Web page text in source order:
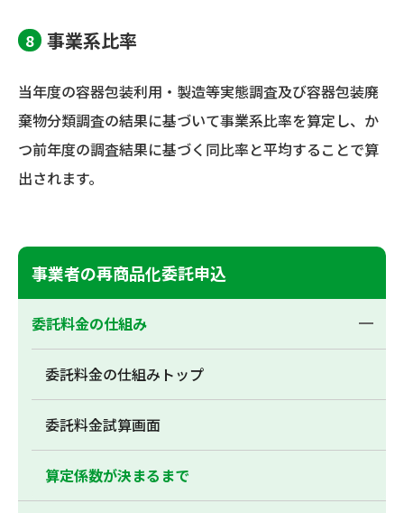
事業系比率
当年度の容器包装利用・製造等実態調査及び容器包装廃
棄物分類調査の結果に基づいて事業系比率を算定し、か
つ前年度の調査結果に基づく同比率と平均することで算
出されます。
事業者の再商品化委託申込
委託料金の仕組み
委託料金の仕組みトップ
委託料金試算画面
算定係数が決まるまで